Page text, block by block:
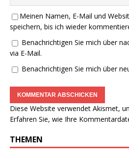
Meinen Namen, E-Mail und
speichern, bis ich wieder
Benachrichtigen Sie mich über
via E-Mail.
Benachrichtigen Sie mich über
Diese Website verwendet Akismet,
Erfahren Sie, wie Ihre
THEMEN